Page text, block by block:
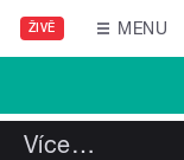
ŽIVĚ MENU
Více…